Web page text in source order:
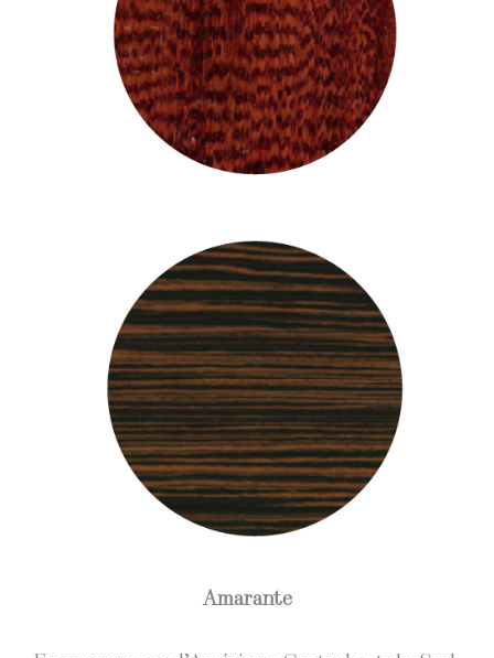
Ama­rante